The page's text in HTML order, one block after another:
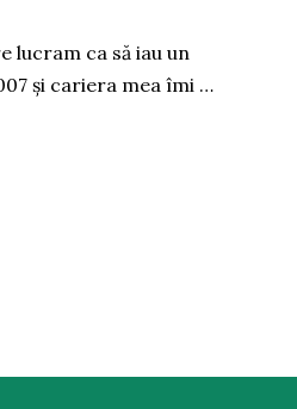
lucram ca să iau un
și cariera mea îmi …